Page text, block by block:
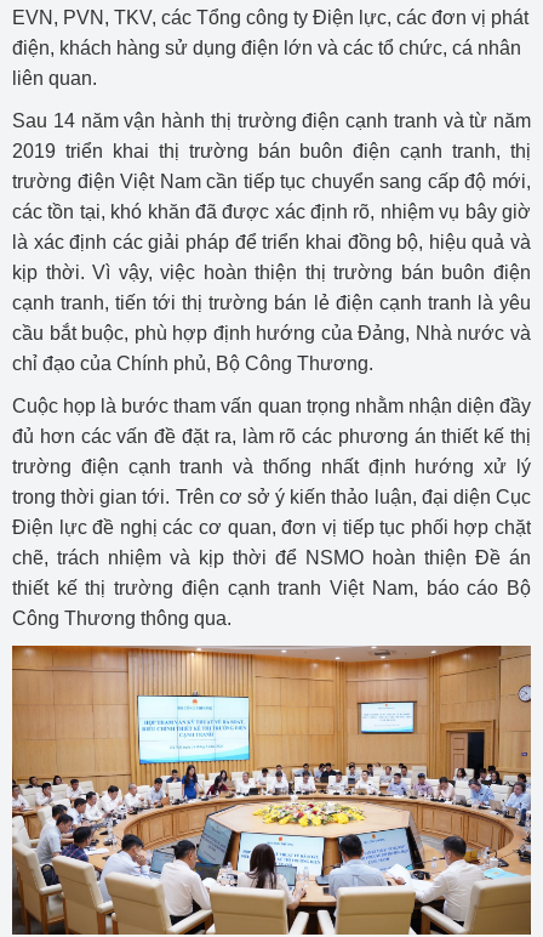
EVN, PVN, TKV, các Tổng công ty Điện lực, các đơn vị phát
điện, khách hàng sử dụng điện lớn và các tổ chức, cá nhân
liên quan.
Sau 14 năm vận hành thị trường điện cạnh tranh và từ năm
2019 triển khai thị trường bán buôn điện cạnh tranh, thị
trường điện Việt Nam cần tiếp tục chuyển sang cấp độ mới,
các tồn tại, khó khăn đã được xác định rõ, nhiệm vụ bây giờ
là xác định các giải pháp để triển khai đồng bộ, hiệu quả và
kịp thời. Vì vậy, việc hoàn thiện thị trường bán buôn điện
cạnh tranh, tiến tới thị trường bán lẻ điện cạnh tranh là yêu
cầu bắt buộc, phù hợp định hướng của Đảng, Nhà nước và
chỉ đạo của Chính phủ, Bộ Công Thương.
Cuộc họp là bước tham vấn quan trọng nhằm nhận diện đầy
đủ hơn các vấn đề đặt ra, làm rõ các phương án thiết kế thị
trường điện cạnh tranh và thống nhất định hướng xử lý
trong thời gian tới. Trên cơ sở ý kiến thảo luận, đại diện Cục
Điện lực đề nghị các cơ quan, đơn vị tiếp tục phối hợp chặt
chẽ, trách nhiệm và kịp thời để NSMO hoàn thiện Đề án
thiết kế thị trường điện cạnh tranh Việt Nam, báo cáo Bộ
Công Thương thông qua.